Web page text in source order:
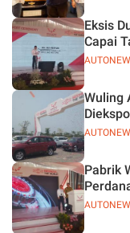
Eksis
Capai
Wuling
Pabrik